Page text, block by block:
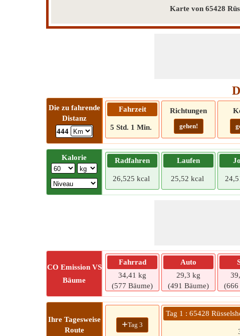
Karte von 65428
Die zu fahrende
Distanz
444
Fahrzeit
5 Std. 1 Min.
Richtungen
gehen!
Kalorie Radfahren
26,525 kcal
Laufen
25,52 kcal
CO Emission VS
Bäume
Fahrrad
34,41 kg
(577 Bäume)
Auto
29,3 kg
(491 Bäume)
(666
Ihre Tagesweise
Route
+Tag 3
Tag 1 : 65428